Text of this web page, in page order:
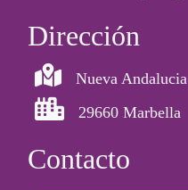
Dirección
Nueva Andalucia
29660 Marbella
Contacto